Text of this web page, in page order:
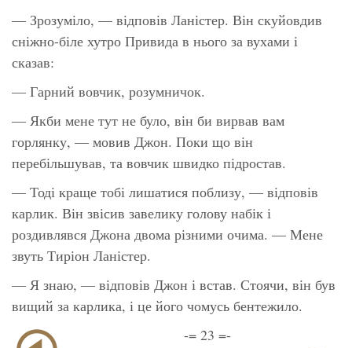
— Зрозуміло, — відповів Ланістер. Він скуйовдив
сніжно-біле хутро Привида в нього за вухами і
сказав:
— Гарний вовчик, розумничок.
— Якби мене тут не було, він би вирвав вам
горлянку, — мовив Джон. Поки що він
перебільшував, та вовчик швидко підростав.
— Тоді краще тобі лишатися поблизу, — відповів
карлик. Він звісив завелику голову набік і
роздивлявся Джона двома різними очима. — Мене
звуть Тиріон Ланістер.
— Я знаю, — відповів Джон і встав. Стоячи, він був
вищий за карлика, і це його чомусь бентежило.
-= 23 =-